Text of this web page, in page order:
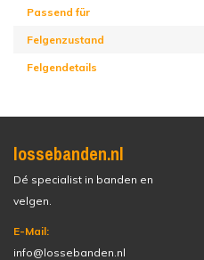
Passend für
Felgenzustand
Felgendetails
lossebanden.nl
Dé specialist in banden en
velgen.
E-Mail:
info@lossebanden.nl